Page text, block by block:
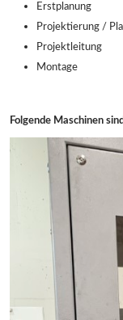
Erstplanung
Projektierung /
Projektleitung
Montage
Folgende Maschinen